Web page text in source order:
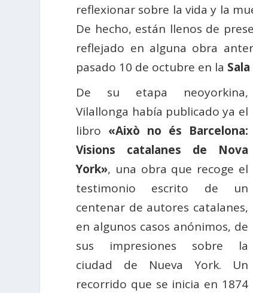
reflexionar sobre la vida y la
De hecho, están llenos de
reflejado en alguna obra
pasado 10 de octubre en la
De su etapa neoyorkina,
Vilallonga había publicado ya el
libro «Això no és Barcelona:
Visions catalanes de Nova
York», una obra que recoge el
testimonio escrito de un
centenar de autores catalanes,
en algunos casos anónimos, de
sus impresiones sobre la
ciudad de Nueva York. Un
recorrido que se inicia en 1874